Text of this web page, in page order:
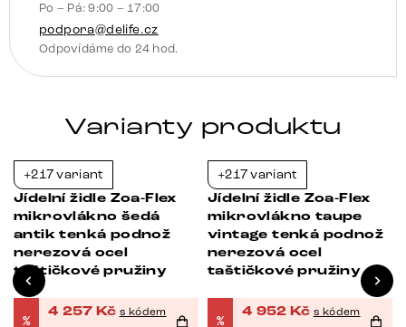
Po – Pá: 9:00 – 17:00
podpora@delife.cz
Odpovídáme do 24 hod.
Varianty produktu
+217 variant
Jídelní židle Zoa-Flex
mikrovlákno šedá
antik tenká podnož
nerezová ocel
taštičkové pružiny
%
4 257 Kč s kódem
+217 variant
Jídelní židle Zoa-Flex
mikrovlákno taupe
vintage tenká podnož
nerezová ocel
taštičkové pružiny
%
4 952 Kč s kódem